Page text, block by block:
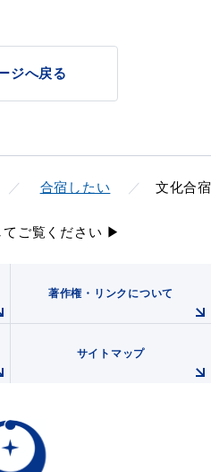
支援・助成制度
公共交通・
ジへ戻る
合宿したい 文化合
ご覧ください ▶
著作権・リンクについて
サイトマップ